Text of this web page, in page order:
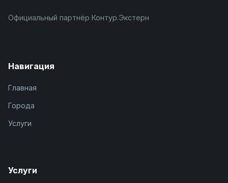
Официальный партнёр Контур.Экстерн
Навигация
Главная
Города
Услуги
Услуги